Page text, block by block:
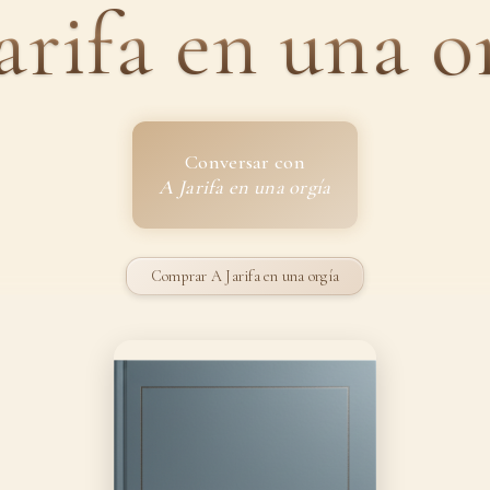
en una
Conversar con
A Jarifa en una orgía
Comprar A Jarifa en una orgía